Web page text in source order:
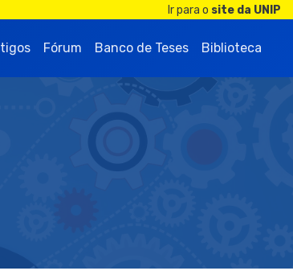
Ir para o site da UNIP
Fórum Banco de Teses Biblioteca